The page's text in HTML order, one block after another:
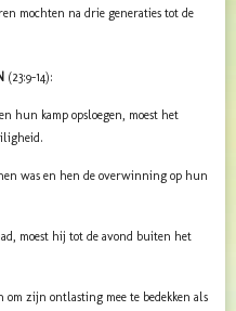
mochten na drie generaties tot de
(23:9-14):
hun kamp opsloegen, moest het
was en hen de overwinning op hun
moest hij tot de avond buiten het
om zijn ontlasting mee te bedekken als